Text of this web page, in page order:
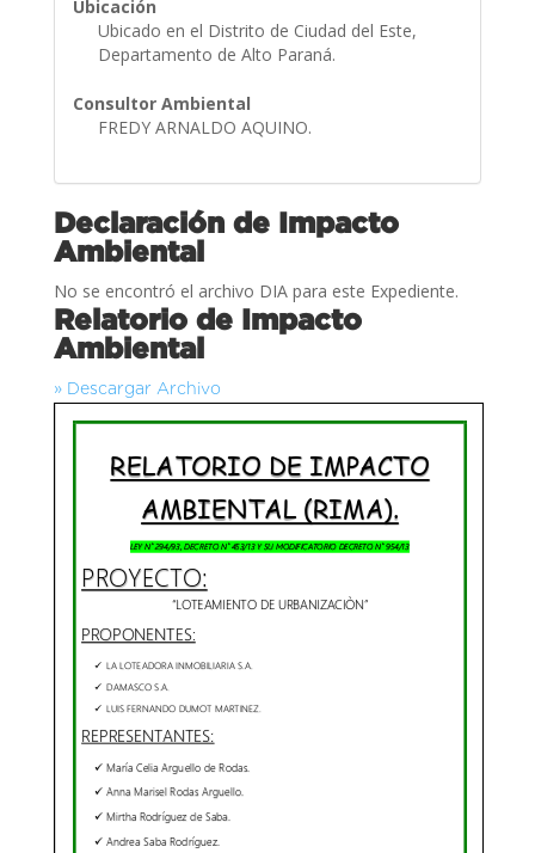
Ubicación
Ubicado en el Distrito de Ciudad del Este,
Departamento de Alto Paraná.
Consultor Ambiental
FREDY ARNALDO AQUINO.
Declaración de Impacto
Ambiental
No se encontró el archivo DIA para este Expediente.
Relatorio de Impacto
Ambiental
» Descargar Archivo